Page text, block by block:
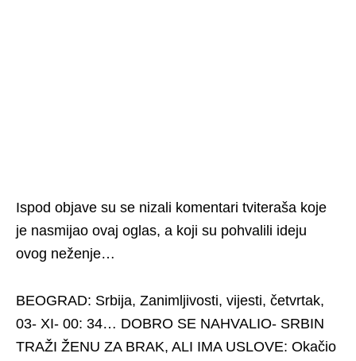
Ispod objave su se nizali komentari tviteraša koje
je nasmijao ovaj oglas, a koji su pohvalili ideju
ovog neženje…
BEOGRAD: Srbija, Zanimljivosti, vijesti, četvrtak,
03- XI- 00: 34… DOBRO SE NAHVALIO- SRBIN
TRAŽI ŽENU ZA BRAK, ALI IMA USLOVE: Okačio